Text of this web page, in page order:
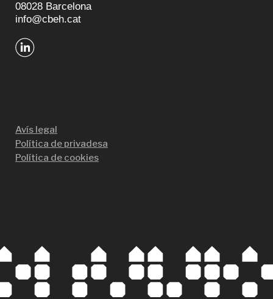
08028 Barcelona
info@cbeh.cat
Avís legal
Política de privadesa
Política de cookies